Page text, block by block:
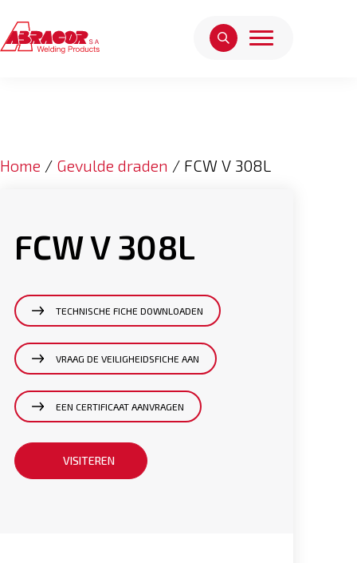
Home / Gevulde draden / FCW V 308L
FCW V 308L
TECHNISCHE FICHE DOWNLOADEN
VRAAG DE VEILIGHEIDSFICHE AAN
EEN CERTIFICAAT AANVRAGEN
VISITEREN